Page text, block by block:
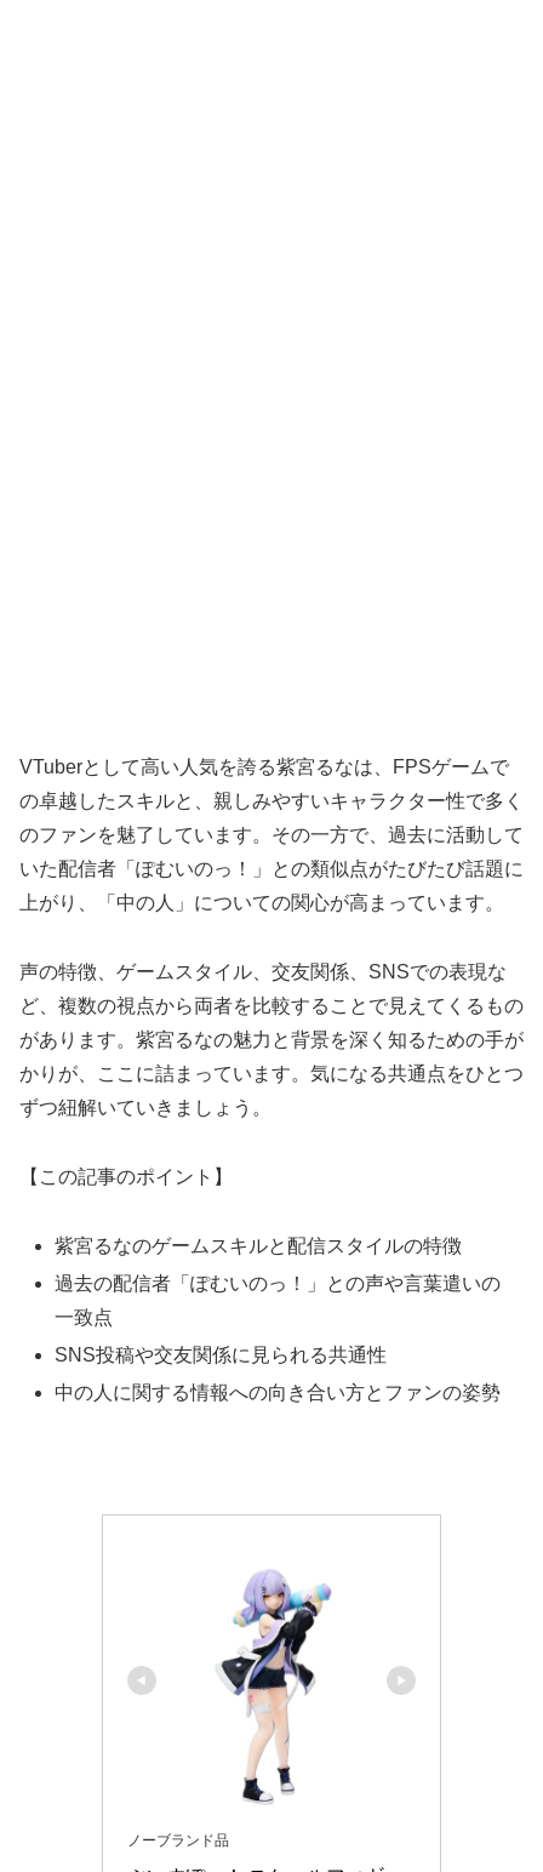
VTuberとして高い人気を誇る紫宮るなは、FPSゲームで
の卓越したスキルと、親しみやすいキャラクター性で多く
のファンを魅了しています。その一方で、過去に活動して
いた配信者「ぽむいのっ！」との類似点がたびたび話題に
上がり、「中の人」についての関心が高まっています。
声の特徴、ゲームスタイル、交友関係、SNSでの表現な
ど、複数の視点から両者を比較することで見えてくるもの
があります。紫宮るなの魅力と背景を深く知るための手が
かりが、ここに詰まっています。気になる共通点をひとつ
ずつ紐解いていきましょう。
【この記事のポイント】
紫宮るなのゲームスキルと配信スタイルの特徴
過去の配信者「ぽむいのっ！」との声や言葉遣いの
一致点
SNS投稿や交友関係に見られる共通性
中の人に関する情報への向き合い方とファンの姿勢
ノーブランド品